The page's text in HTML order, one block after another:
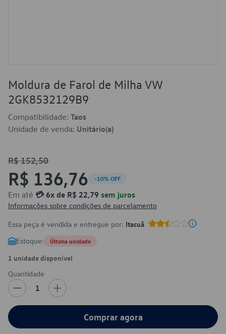
Moldura de Farol de Milha VW
2GK8532129B9
Compatibilidade: Taos
Unidade de venda: Unitário(a)
R$ 152,50
R$ 136,76 -10% OFF
Em até 💳 6x de R$ 22,79 sem juros
Informações sobre condições de parcelamento
Essa peça é vendida e entregue por: Itacuã
Estoque: Última unidade
1 unidade disponível
Quantidade
1
Comprar agora